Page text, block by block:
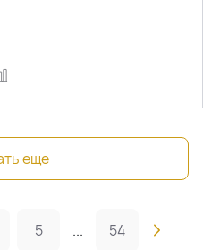
еще
5 ... 54